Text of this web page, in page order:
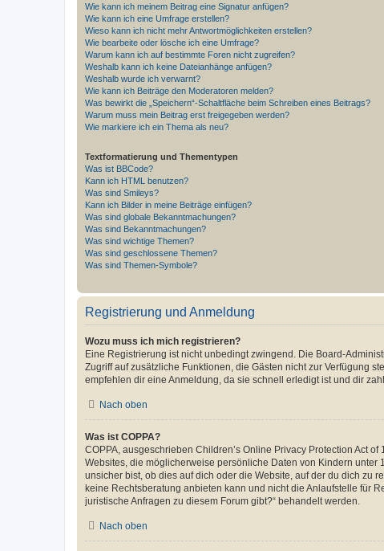
Wie kann ich meinem Beitrag eine Signatur anfügen?
Wie kann ich eine Umfrage erstellen?
Wieso kann ich nicht mehr Antwortmöglichkeiten erstellen?
Wie bearbeite oder lösche ich eine Umfrage?
Warum kann ich auf bestimmte Foren nicht zugreifen?
Weshalb kann ich keine Dateianhänge anfügen?
Weshalb wurde ich verwarnt?
Wie kann ich Beiträge den Moderatoren melden?
Was bewirkt die „Speichern“-Schaltfläche beim Schreiben eines Beitrags?
Warum muss mein Beitrag erst freigegeben werden?
Wie markiere ich ein Thema als neu?
Textformatierung und Thementypen
Was ist BBCode?
Kann ich HTML benutzen?
Was sind Smileys?
Kann ich Bilder in meine Beiträge einfügen?
Was sind globale Bekanntmachungen?
Was sind Bekanntmachungen?
Was sind wichtige Themen?
Was sind geschlossene Themen?
Was sind Themen-Symbole?
Registrierung und Anmeldung
Wozu muss ich mich registrieren?
Eine Registrierung ist nicht unbedingt zwingend. Die Board-
Zugriff auf zusätzliche Funktionen, die Gästen nicht zur Verfügung
empfehlen dir eine Anmeldung, da sie schnell erledigt ist und dir
Nach oben
Was ist COPPA?
COPPA, ausgeschrieben Children’s Online Privacy Protection Act
Websites, die möglicherweise persönliche Daten von Kindern
unsicher bist, ob dies auf dich oder die Website, auf der du dich zu
keine Rechtsberatung anbieten kann und nicht die Anlaufstelle für
juristische Anfragen zu diesem Forum gibt?“ behandelt werden.
Nach oben